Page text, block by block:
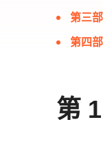
第三
第四
第